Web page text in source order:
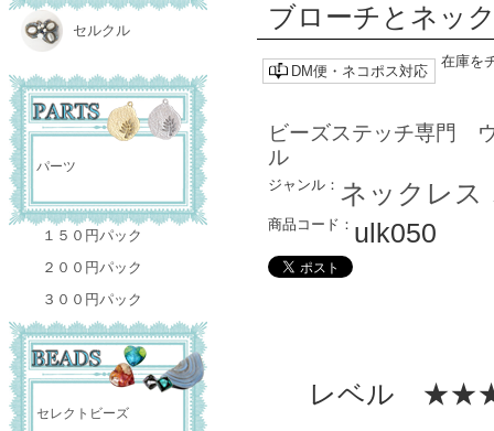
ブローチとネッ
DM便・ネコポス対応
在庫を
ビーズステッチ専門
ル
ジャンル： ネックレス
商品コード： ulk050
レベル
セルクル
パーツ
１５０円パック
２００円パック
３００円パック
セレクトビーズ